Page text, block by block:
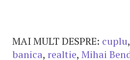
MAI MULT DESPRE: cuplu,
banica, realtie, Mihai